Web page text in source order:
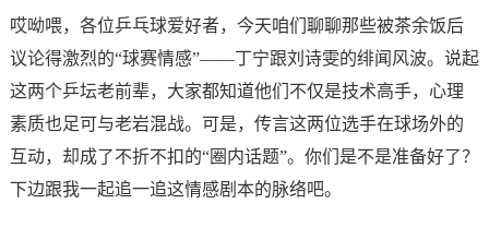
哎呦喂，各位乒乓球爱好者，今天咱们聊聊那些被茶余饭后
议论得激烈的“球赛情感”——丁宁跟刘诗雯的绯闻风波。说起
这两个乒坛老前辈，大家都知道他们不仅是技术高手，心理
素质也足可与老岩混战。可是，传言这两位选手在球场外的
互动，却成了不折不扣的“圈内话题”。你们是不是准备好了？
下边跟我一起追一追这情感剧本的脉络吧。